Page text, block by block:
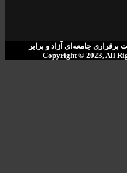
جامعەای آزاد و برابر
Copyright © 2023, All